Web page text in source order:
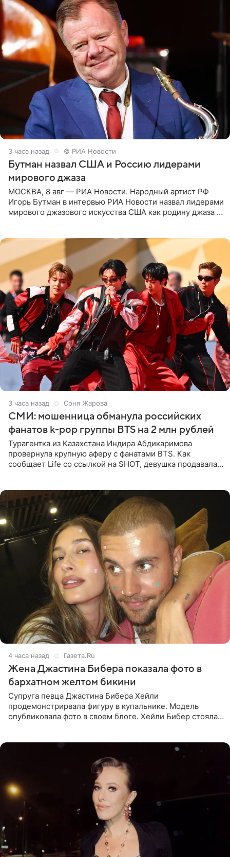
3 часа назад © РИА Новости
Бутман назвал США и Россию лидерами
мирового джаза
МОСКВА, 8 авг — РИА Новости. Народный артист РФ
Игорь Бутман в интервью РИА Новости назвал лидерами
мирового джазового искусства США как родину джаза и
3 часа назад Соня Жарова
СМИ: мошенница обманула российских
фанатов k-pop группы BTS на 2 млн рублей
Турагентка из Казахстана Индира Абдикаримова
провернула крупную аферу с фанатами BTS. Как
сообщает Life со ссылкой на SHOT, девушка продавала
4 часа назад Газета.Ru
Жена Джастина Бибера показала фото в
бархатном желтом бикини
Супруга певца Джастина Бибера Хейли
продемонстрирвала фигуру в купальнике. Модель
опубликовала фото в своем блоге. Хейли Бибер стояла